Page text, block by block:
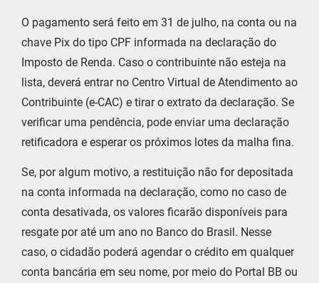
O pagamento será feito em 31 de julho, na conta ou na
chave Pix do tipo CPF informada na declaração do
Imposto de Renda. Caso o contribuinte não esteja na
lista, deverá entrar no Centro Virtual de Atendimento ao
Contribuinte (e-CAC) e tirar o extrato da declaração. Se
verificar uma pendência, pode enviar uma declaração
retificadora e esperar os próximos lotes da malha fina.
Se, por algum motivo, a restituição não for depositada
na conta informada na declaração, como no caso de
conta desativada, os valores ficarão disponíveis para
resgate por até um ano no Banco do Brasil. Nesse
caso, o cidadão poderá agendar o crédito em qualquer
conta bancária em seu nome, por meio do Portal BB ou